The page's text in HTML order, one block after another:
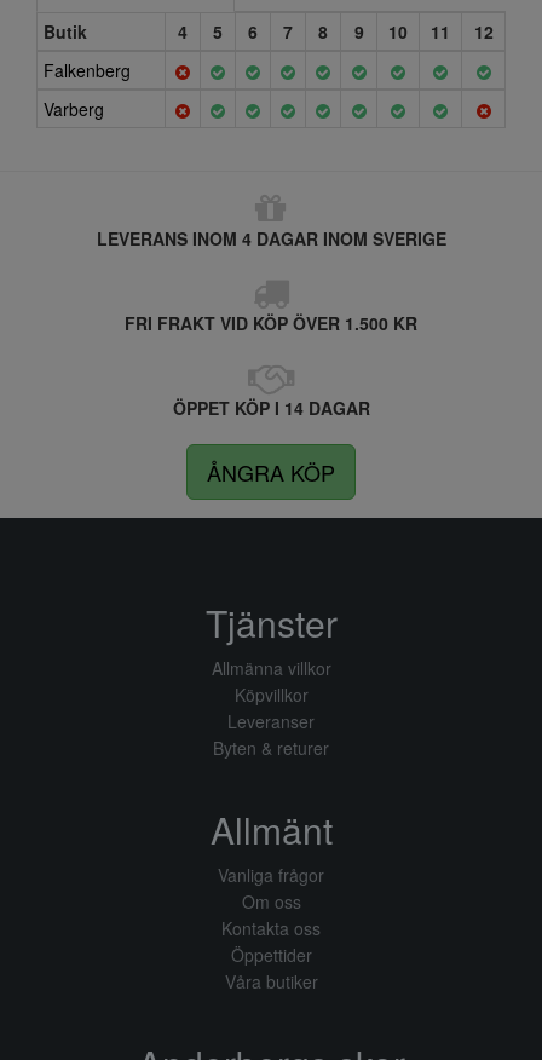
Butik
4 5 6 7 8 9 10 11
12
Falkenberg
Varberg
LEVERANS INOM 4 DAGAR INOM SVERIGE
FRI FRAKT VID KÖP ÖVER 1.500 KR
ÖPPET KÖP I 14 DAGAR
ÅNGRA KÖP
Tjänster
Allmänna villkor
Köpvillkor
Leveranser
Byten & returer
Allmänt
Vanliga frågor
Om oss
Kontakta oss
Öppettider
Våra butiker